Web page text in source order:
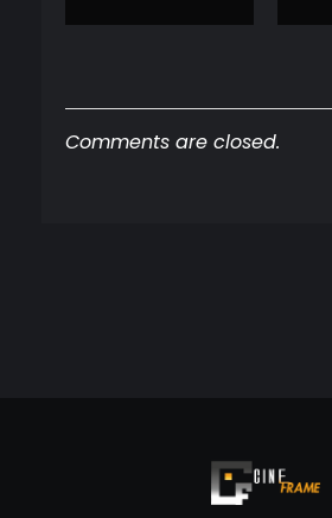
Comments are closed.